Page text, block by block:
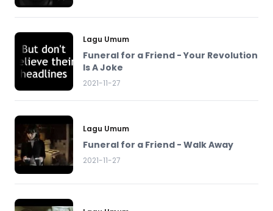
Lagu Umum
Funeral for a Friend - Your Revolution
Is A Joke
2021-11-27
Lagu Umum
Funeral for a Friend - Walk Away
2021-11-27